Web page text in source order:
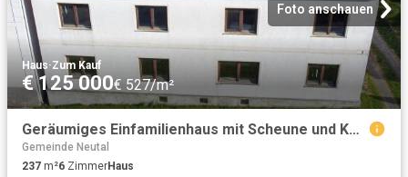
Foto anschauen
Haus·Zum Kauf
€ 125 000€ 527/m²
Geräumiges Einfamilienhaus mit Scheune und Keller auf großem Grundstück
Gemeinde Neutal
237 m²6 ZimmerHaus